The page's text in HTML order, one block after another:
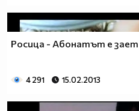
Росица - Абонатът е зает
4 291 15.02.2013